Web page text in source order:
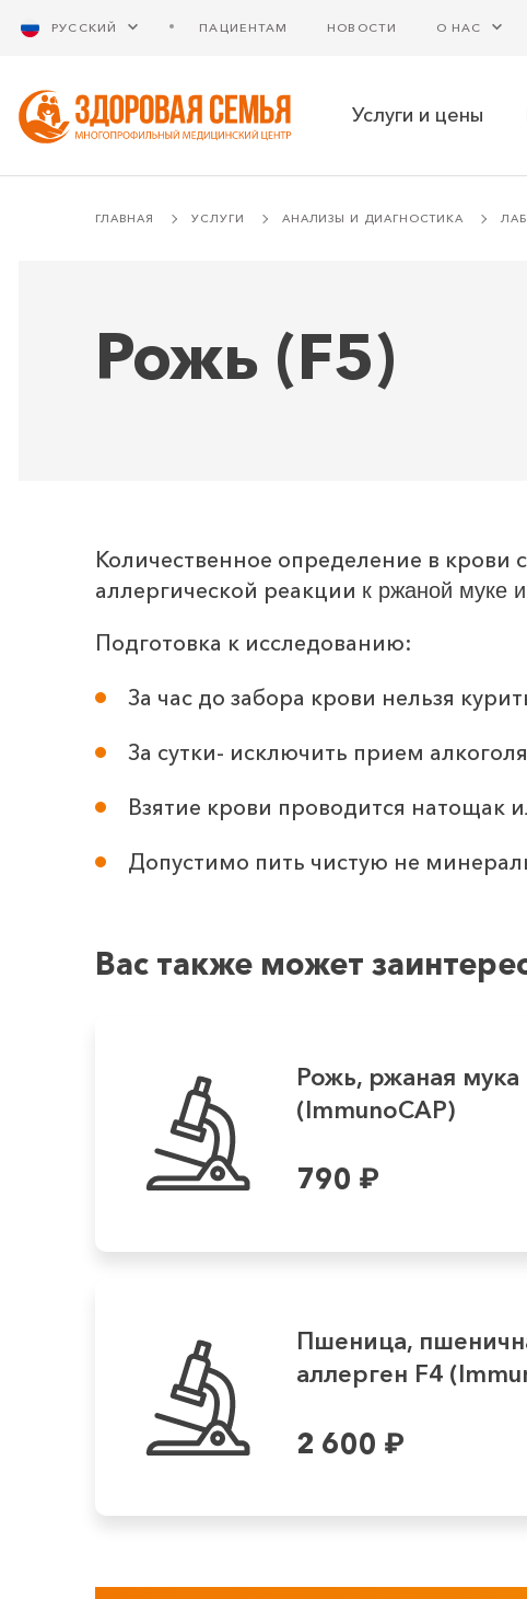
РУССКИЙ ПАЦИЕНТАМ НОВОСТИ О НАС
Услуги и цены
ГЛАВНАЯ УСЛУГИ АНАЛИЗЫ И ДИАГНОСТИКА
Рожь (F5)
Количественное определение в
аллергической реакции к ржаной муке
Подготовка к исследованию:
За час до забора крови нельзя
За сутки- исключить прием
Взятие крови проводится натощак
Допустимо пить чистую не
Вас также может
Рожь, ржаная мука
(ImmunoCAP)
790 ₽
Пшеница,
аллерген F4
2 600 ₽